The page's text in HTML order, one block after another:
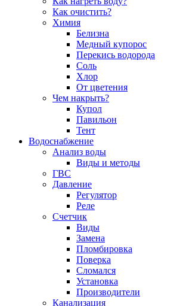
Как очистить?
Химия
Белизна
Медный купорос
Перекись водорода
Соль
Хлор
От цветения
Чем накрыть?
Купол
Павильон
Тент
Водоснабжение
Анализ воды
Виды и методы
ГВС
Давление
Регулятор
Реле
Счетчик
Виды
Замена
Пломбировка
Поверка
Сломался
Установка
Производители
Канализация